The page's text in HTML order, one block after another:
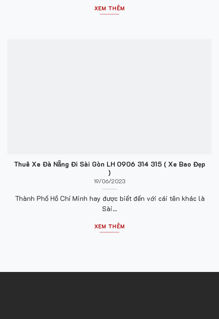
XEM THÊM
Thuê Xe Đà Nẵng Đi Sài Gòn LH 0906 314 315 ( Xe Bao Đẹp
)
19/06/2023
Thành Phố Hồ Chí Minh hay được biết đến với cái tên khác là
Sài...
XEM THÊM